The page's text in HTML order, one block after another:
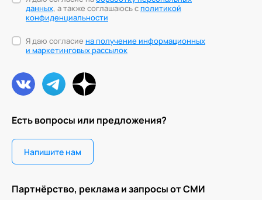
Есть вопросы или предложения?
Напишите нам
Партнёрство, реклама и запросы от СМИ
данных, а также соглашаюсь сполитикой
конфиденциальности
Я даю согласие на получение информационных
и маркетинговых рассылок